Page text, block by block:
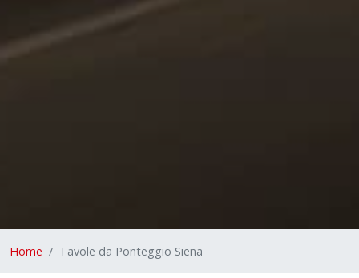
Home Tavole da Ponteggio Siena